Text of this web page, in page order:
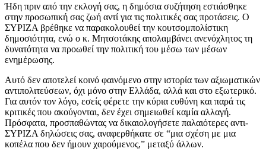
Ήδη πριν από την εκλογή σας, η δημόσια συζήτηση εστιάσθηκε
στην προσωπική σας ζωή αντί για τις πολιτικές σας προτάσεις. Ο
ΣΥΡΙΖΑ βρέθηκε να παρακολουθεί την κουτσομπολίστικη
δημοσιότητα, ενώ ο κ. Μητσοτάκης απολαμβάνει ανενόχλητος τη
δυνατότητα να προωθεί την πολιτική του μέσω των μέσων
ενημέρωσης.
Αυτό δεν αποτελεί κοινό φαινόμενο στην ιστορία των αξιωματικών
αντιπολιτεύσεων, όχι μόνο στην Ελλάδα, αλλά και στο εξωτερικό.
Για αυτόν τον λόγο, εσείς φέρετε την κύρια ευθύνη και παρά τις
κριτικές που ακούγονται, δεν έχει σημειωθεί καμία αλλαγή.
Πρόσφατα, προσπαθώντας να δικαιολογήσετε παλαιότερες αντι-
ΣΥΡΙΖΑ δηλώσεις σας, αναφερθήκατε σε “μια σχέση με μια
κοπέλα που δεν ήμουν χαρούμενος,” μεταξύ άλλων.